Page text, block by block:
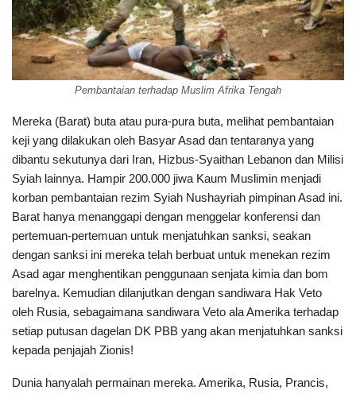
Pembantaian terhadap Muslim Afrika Tengah
Mereka (Barat) buta atau pura-pura buta, melihat pembantaian
keji yang dilakukan oleh Basyar Asad dan tentaranya yang
dibantu sekutunya dari Iran, Hizbus-Syaithan Lebanon dan Milisi
Syiah lainnya. Hampir 200.000 jiwa Kaum Muslimin menjadi
korban pembantaian rezim Syiah Nushayriah pimpinan Asad ini.
Barat hanya menanggapi dengan menggelar konferensi dan
pertemuan-pertemuan untuk menjatuhkan sanksi, seakan
dengan sanksi ini mereka telah berbuat untuk menekan rezim
Asad agar menghentikan penggunaan senjata kimia dan bom
barelnya. Kemudian dilanjutkan dengan sandiwara Hak Veto
oleh Rusia, sebagaimana sandiwara Veto ala Amerika terhadap
setiap putusan dagelan DK PBB yang akan menjatuhkan sanksi
kepada penjajah Zionis!
Dunia hanyalah permainan mereka. Amerika, Rusia, Prancis,